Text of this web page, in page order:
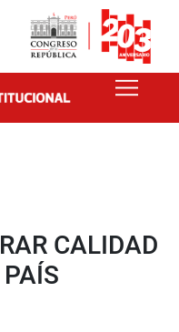
CALIDAD